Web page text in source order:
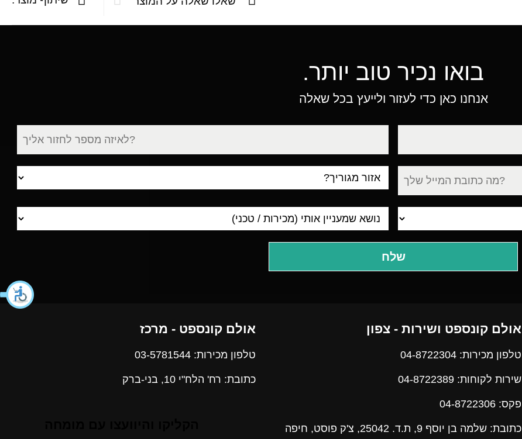
בואו נכיר טוב יותר.
אנחנו כאן כדי לעזור ולייעץ בכל שאלה
עיר
מגורים
אולם קונספט ושירות - צפון
טלפון מכירות: 04-8722304
שירות לקוחות: 04-8722389
פקס:04-8722306
כתובת: שלמה בן יוסף 9, ת.ד. 25042, צ'ק פוסט, חיפה
אולם קונספט - מרכז
טלפון מכירות: 03-5781544
כתובת: רח' הלח"י 10, בני-ברק